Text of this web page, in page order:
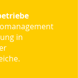
in